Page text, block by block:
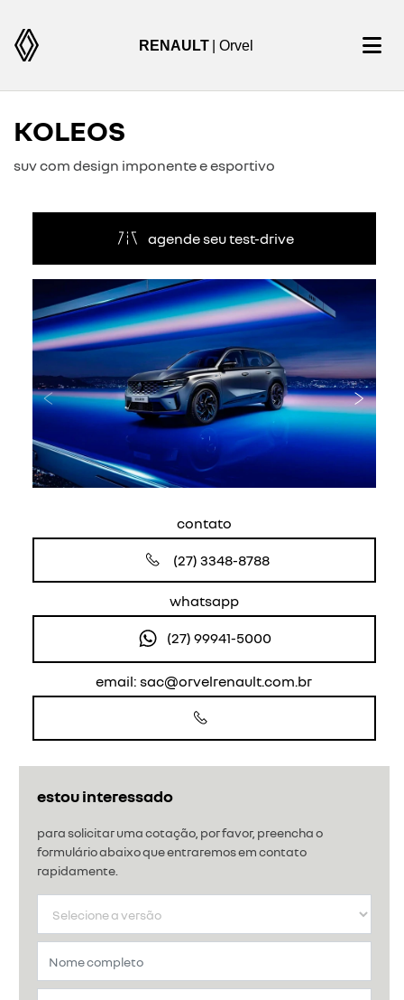
RENAULT | Orvel
KOLEOS
suv com design imponente e esportivo
agende seu test-drive
estou interessado
para solicitar uma cotação, por favor, preencha o
formulário abaixo que entraremos em contato
rapidamente.
Anterior
contato
(27) 3348-8788
whatsapp
(27) 99941-5000
email: sac@orvelrenault.com.br